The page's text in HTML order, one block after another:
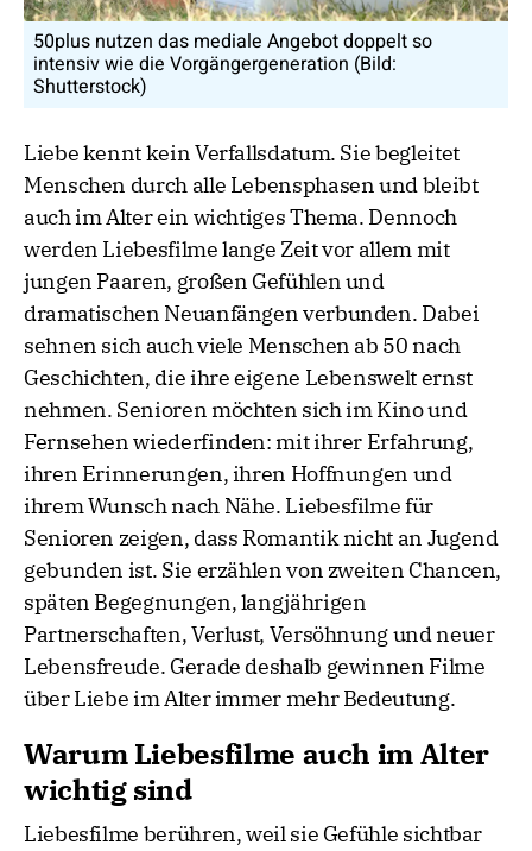
50plus nutzen das mediale Angebot doppelt so
intensiv wie die Vorgängergeneration (Bild:
Shutterstock)
Liebe kennt kein Verfallsdatum. Sie begleitet
Menschen durch alle Lebensphasen und bleibt
auch im Alter ein wichtiges Thema. Dennoch
werden Liebesfilme lange Zeit vor allem mit
jungen Paaren, großen Gefühlen und
dramatischen Neuanfängen verbunden. Dabei
sehnen sich auch viele Menschen ab 50 nach
Geschichten, die ihre eigene Lebenswelt ernst
nehmen. Senioren möchten sich im Kino und
Fernsehen wiederfinden: mit ihrer Erfahrung,
ihren Erinnerungen, ihren Hoffnungen und
ihrem Wunsch nach Nähe. Liebesfilme für
Senioren zeigen, dass Romantik nicht an Jugend
gebunden ist. Sie erzählen von zweiten Chancen,
späten Begegnungen, langjährigen
Partnerschaften, Verlust, Versöhnung und neuer
Lebensfreude. Gerade deshalb gewinnen Filme
über Liebe im Alter immer mehr Bedeutung.
Warum Liebesfilme auch im Alter
wichtig sind
Liebesfilme berühren, weil sie Gefühle sichtbar